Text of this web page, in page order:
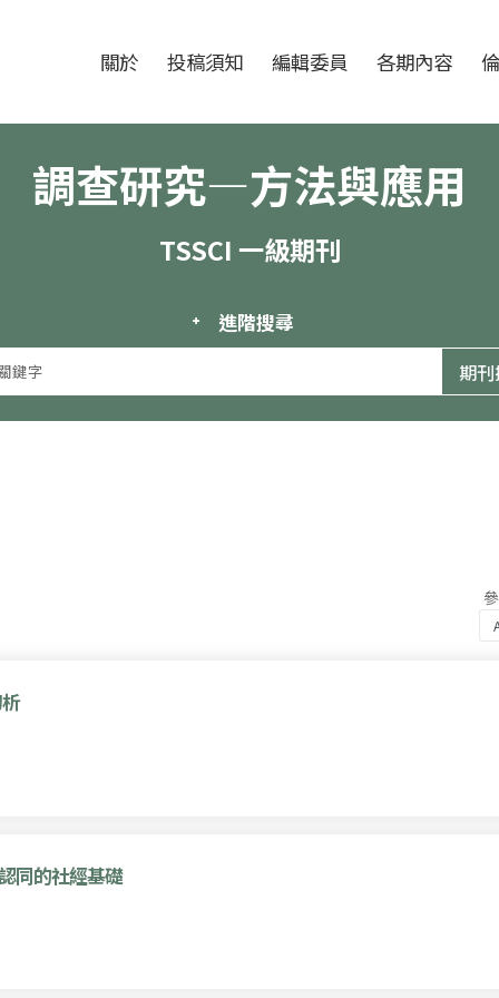
關於 投稿須知 編輯委員 各期內容
調查研究—方法與應用
TSSCI 一級期刊
進階搜尋
同的社經基礎